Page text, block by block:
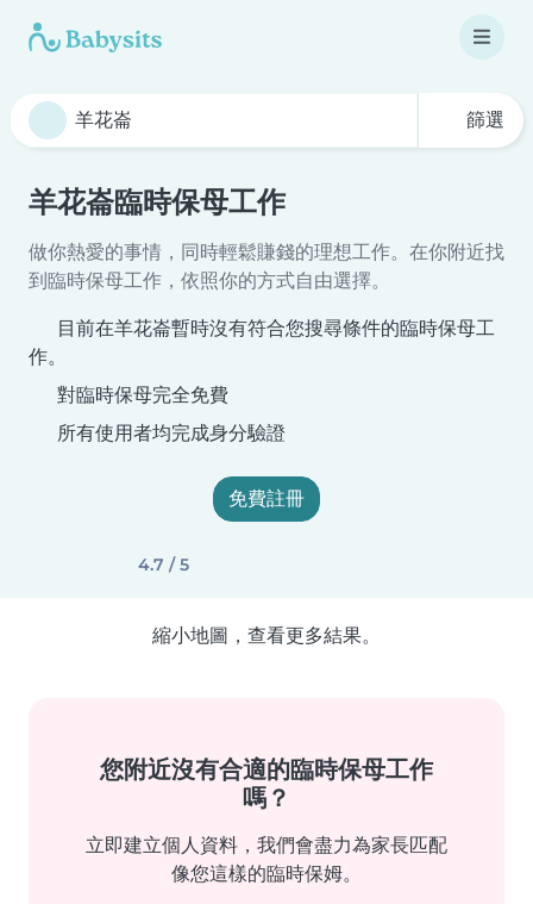
篩選
羊花崙臨時保母工作
做你熱愛的事情，同時輕鬆賺錢的理想工作。在你附近找
到臨時保母工作，依照你的方式自由選擇。
目前在羊花崙暫時沒有符合您搜尋條件的臨時保母工
作。
對臨時保母完全免費
所有使用者均完成身分驗證
免費註冊
4.7 / 5
縮小地圖，查看更多結果。
您附近沒有合適的臨時保母工作
嗎？
立即建立個人資料，我們會盡力為家長匹配
像您這樣的臨時保姆。